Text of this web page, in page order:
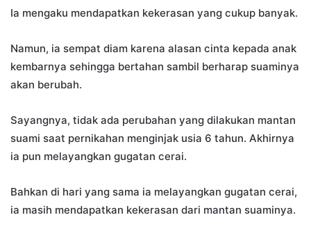
Ia mengaku mendapatkan kekerasan yang cukup banyak.
Namun, ia sempat diam karena alasan cinta kepada anak
kembarnya sehingga bertahan sambil berharap suaminya
akan berubah.
Sayangnya, tidak ada perubahan yang dilakukan mantan
suami saat pernikahan menginjak usia 6 tahun. Akhirnya
ia pun melayangkan gugatan cerai.
Bahkan di hari yang sama ia melayangkan gugatan cerai,
ia masih mendapatkan kekerasan dari mantan suaminya.